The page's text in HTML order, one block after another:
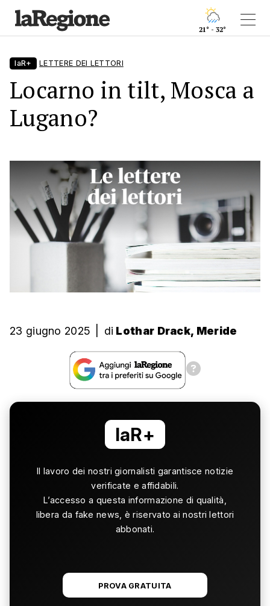
21° - 32°
laR+ LETTERE DEI LETTORI
Locarno in tilt, Mosca a
Lugano?
23 giugno 2025 di Lothar Drack, Meride
laR+
Il lavoro dei nostri giornalisti garantisce notizie
verificate e affidabili.
L’accesso a questa informazione di qualità,
libera da fake news, è riservato ai nostri lettori
abbonati.
PROVA GRATUITA